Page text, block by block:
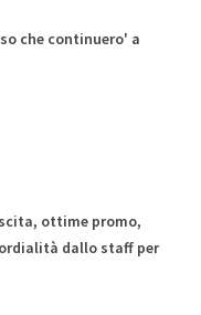
che continuero' a
ottime promo,
dallo staff per